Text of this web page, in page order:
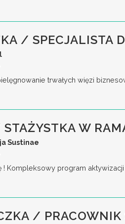
/ SPECJALISTA
trwałych więzi
W
Sustinae
! Kompleksowy program
/ PRACOWNIK